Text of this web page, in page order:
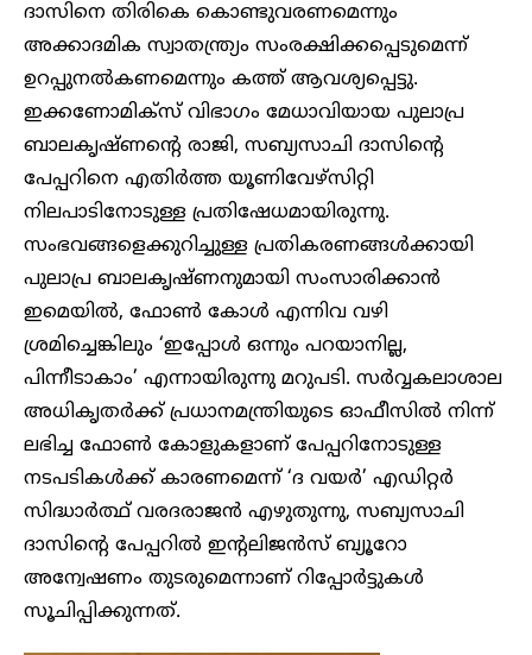
ദാസിനെ തിരികെ കൊണ്ടുവരണമെന്നും
അക്കാദമിക സ്വാതന്ത്ര്യം സംരക്ഷിക്കപ്പെടുമെന്ന്
ഉറപ്പുനൽകണമെന്നും കത്ത് ആവശ്യപ്പെട്ടു.
ഇക്കണോമിക്‌സ് വിഭാഗം മേധാവിയായ പുലാപ്ര
ബാലകൃഷ്ണന്റെ രാജി, സബ്യസാചി ദാസിന്റെ
പേപ്പറിനെ എതിർത്ത യൂണിവേഴ്സിറ്റി
നിലപാടിനോടുള്ള പ്രതിഷേധമായിരുന്നു.
സംഭവങ്ങളെക്കുറിച്ചുള്ള പ്രതികരണങ്ങൾക്കായി
പുലാപ്ര ബാലകൃഷ്ണനുമായി സംസാരിക്കാൻ
ഇമെയിൽ, ഫോൺ കോൾ എന്നിവ വഴി
ശ്രമിച്ചെങ്കിലും ‘ഇപ്പോൾ ഒന്നും പറയാനില്ല,
പിന്നീടാകാം’ എന്നായിരുന്നു മറുപടി. സർവ്വകലാശാല
അധികൃതർക്ക് പ്രധാനമന്ത്രിയുടെ ഓഫീസിൽ നിന്ന്
ലഭിച്ച ഫോൺ കോളുകളാണ് പേപ്പറിനോടുള്ള
നടപടികൾക്ക് കാരണമെന്ന് ‘ദ വയർ’ എഡിറ്റർ
സിദ്ധാർത്ഥ് വരദരാജൻ എഴുതുന്നു, സബ്യസാചി
ദാസിന്റെ പേപ്പറിൽ ഇന്റലിജൻസ് ബ്യൂറോ
അന്വേഷണം തുടരുമെന്നാണ് റിപ്പോർട്ടുകൾ
സൂചിപ്പിക്കുന്നത്.